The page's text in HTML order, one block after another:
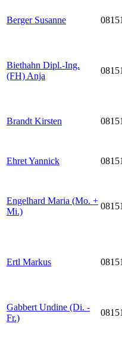
Berger Susanne
Biethahn Dipl.-Ing.
(FH) Anja
Brandt Kirsten
Ehret Yannick
Engelhard Maria (Mo. +
Mi.)
Ertl Markus
Gabbert Undine (Di. -
Fr.)